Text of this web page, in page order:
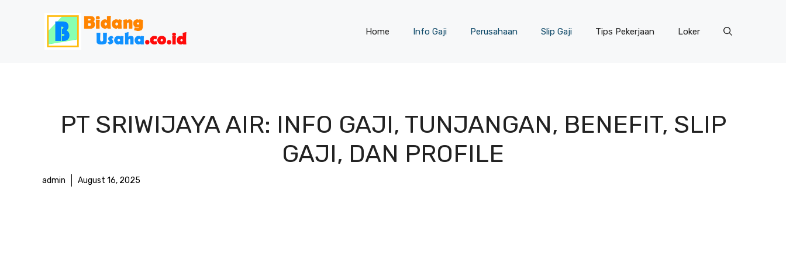
Home Info Gaji Perusahaan Slip Gaji Tips Pekerjaan Loker
PT SRIWIJAYA AIR: INFO GAJI, TUNJANGAN, BENEFIT, SLIP
GAJI, DAN PROFILE
admin August 16, 2025